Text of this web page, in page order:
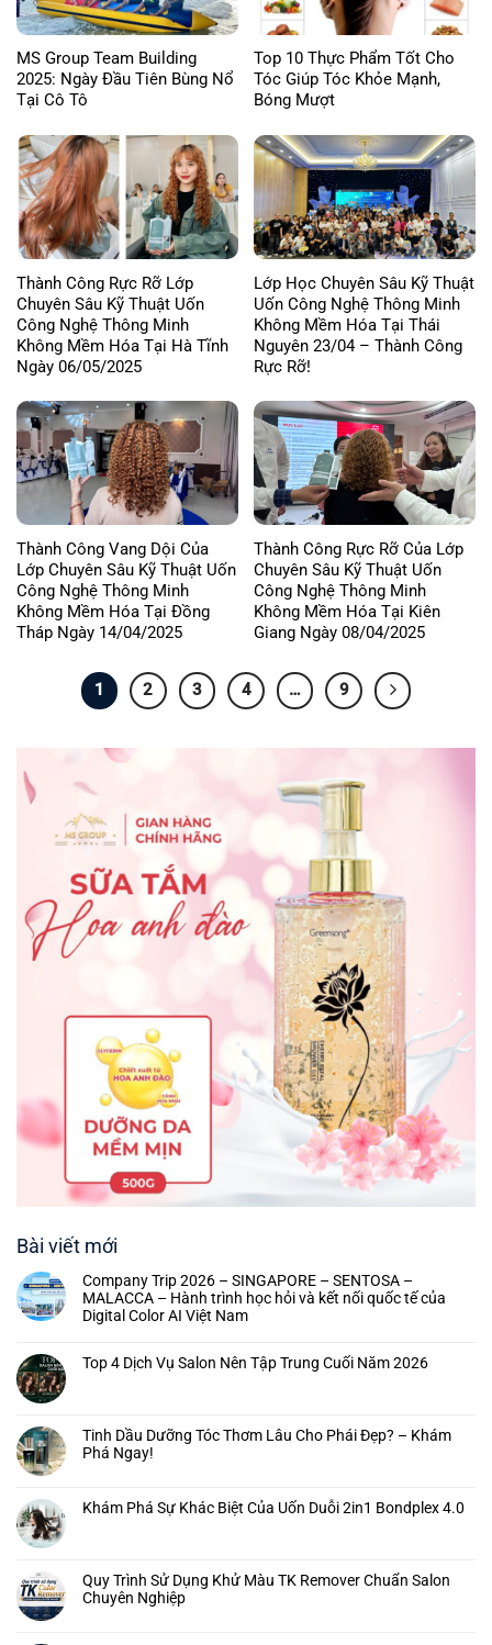
MS Group Team Building
2025: Ngày Đầu Tiên Bùng Nổ
Tại Cô Tô
Top 10 Thực Phẩm Tốt Cho
Tóc Giúp Tóc Khỏe Mạnh,
Bóng Mượt
Thành Công Rực Rỡ Lớp
Chuyên Sâu Kỹ Thuật Uốn
Công Nghệ Thông Minh
Không Mềm Hóa Tại Hà Tĩnh
Ngày 06/05/2025
Lớp Học Chuyên Sâu Kỹ Thuật
Uốn Công Nghệ Thông Minh
Không Mềm Hóa Tại Thái
Nguyên 23/04 – Thành Công
Rực Rỡ!
Thành Công Vang Dội Của
Lớp Chuyên Sâu Kỹ Thuật Uốn
Công Nghệ Thông Minh
Không Mềm Hóa Tại Đồng
Tháp Ngày 14/04/2025
Thành Công Rực Rỡ Của Lớp
Chuyên Sâu Kỹ Thuật Uốn
Công Nghệ Thông Minh
Không Mềm Hóa Tại Kiên
Giang Ngày 08/04/2025
1 2 3 4 … 9
Bài viết mới
Company Trip 2026 – SINGAPORE – SENTOSA –
MALACCA – Hành trình học hỏi và kết nối quốc tế của
Digital Color AI Việt Nam
Top 4 Dịch Vụ Salon Nên Tập Trung Cuối Năm 2026
Tinh Dầu Dưỡng Tóc Thơm Lâu Cho Phái Đẹp? – Khám
Phá Ngay!
Khám Phá Sự Khác Biệt Của Uốn Duỗi 2in1 Bondplex 4.0
Quy Trình Sử Dụng Khử Màu TK Remover Chuẩn Salon
Chuyên Nghiệp